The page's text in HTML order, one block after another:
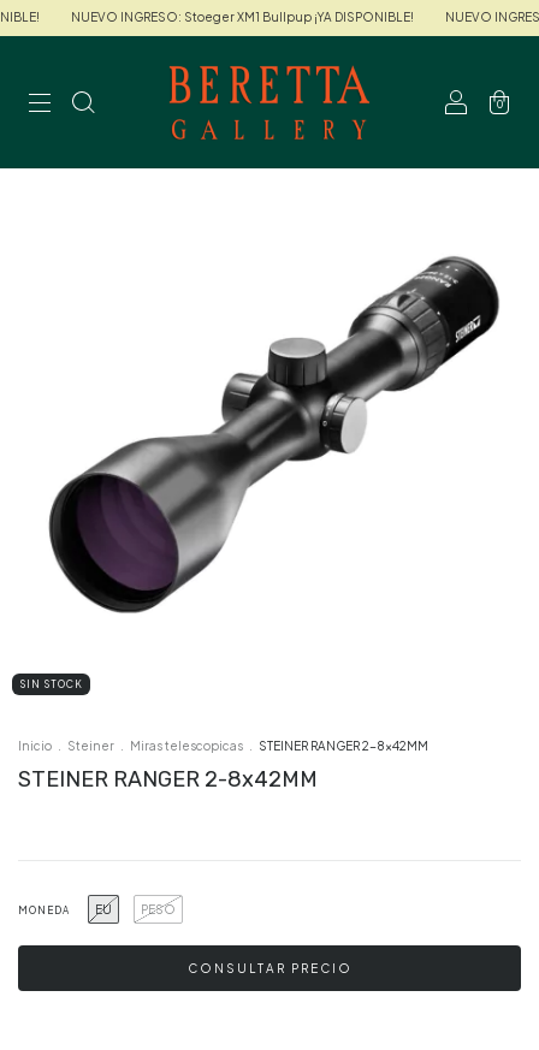
NUEVO INGRESO: Stoeger XM1 Bullpup ¡YA DISPONIBLE! NUEVO
0
SIN STOCK
Inicio Steiner Miras telescopicas STEINER RANGER 2-8x42MM
STEINER RANGER 2-8x42MM
MONEDA EU PESO